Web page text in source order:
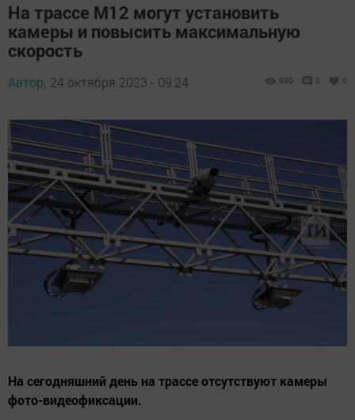
На трассе М12 могут установить
камеры и повысить максимальную
скорость
Автор, 24 октября 2023 - 09:24 980 0 0
На сегодняшний день на трассе отсутствуют камеры
фото-видеофиксации.